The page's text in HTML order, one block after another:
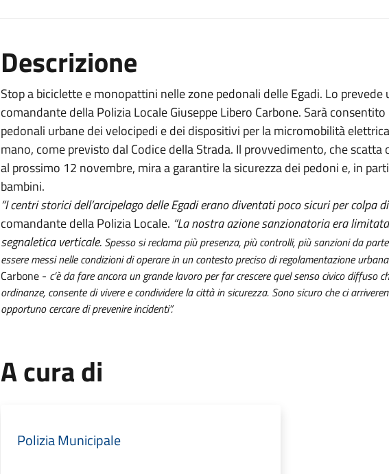
Descrizione
Stop a biciclette e monopattini nelle zone pedonali delle Egadi. Lo prevede
comandante della Polizia Locale Giuseppe Libero Carbone. Sarà consentito
pedonali urbane dei velocipedi e dei dispositivi per la micromobilità
mano, come previsto dal Codice della Strada. Il provvedimento, che scatta
al prossimo 12 novembre, mira a garantire la sicurezza dei pedoni e, in
bambini.
“I centri storici dell’arcipelago delle Egadi erano diventati poco sicuri per colpa
comandante della Polizia Locale. “La nostra azione sanzionatoria era
segnaletica verticale. Spesso si reclama più presenza, più controlli, più sanzioni da
essere messi nelle condizioni di operare in un contesto preciso di regolamentazione
Carbone - c’è da fare ancora un grande lavoro per far crescere quel senso civico diffuso
ordinanze, consente di vivere e condividere la città in sicurezza. Sono sicuro che ci
opportuno cercare di prevenire incidenti”.
A cura di
Polizia Municipale